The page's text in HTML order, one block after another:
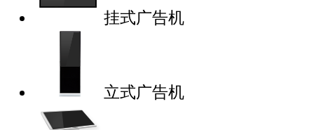
挂式广告机
立式广告机